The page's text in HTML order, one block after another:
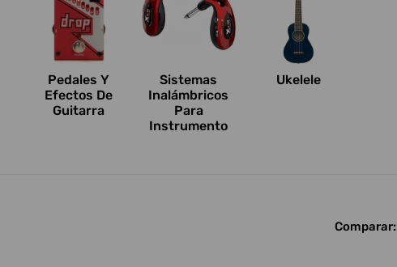
Pedales Y
Efectos De
Guitarra
Sistemas
Inalámbricos
Para
Instrumento
Ukelele
Comparar: